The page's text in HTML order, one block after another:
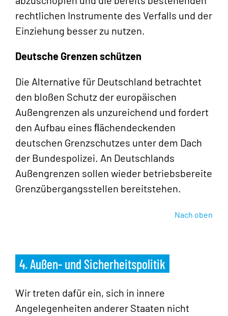
rechtlichen Instrumente des Verfalls und der
Einziehung besser zu nutzen.
Deutsche Grenzen schützen
Die Alternative für Deutschland betrachtet
den bloßen Schutz der europäischen
Außengrenzen als unzureichend und fordert
den Aufbau eines ﬂächendeckenden
deutschen Grenzschutzes unter dem Dach
der Bundespolizei. An Deutschlands
Außengrenzen sollen wieder betriebsbereite
Grenzübergangsstellen bereitstehen.
Nach oben
4. Außen- und Sicherheitspolitik
Wir treten dafür ein, sich in innere
Angelegenheiten anderer Staaten nicht